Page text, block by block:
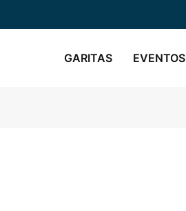
GARITAS EVENTOS